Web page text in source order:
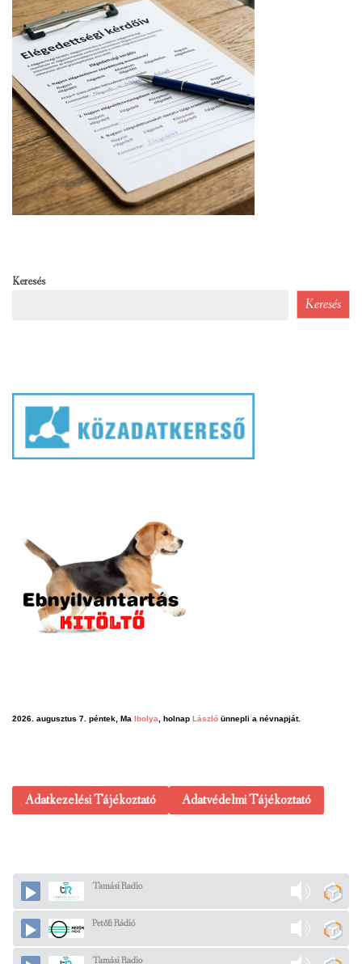
Keresés
Keresés
2026. augusztus 7. péntek, Ma Ibolya , holnap László ünnepli a névnapját.
Adatkezelési Tájékoztató Adatvédelmi Tájékoztató
Tamási Radio
Petőfi Rádió
Tamási Radio